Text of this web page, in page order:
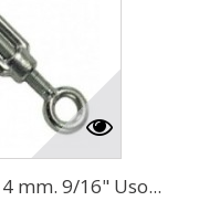
mm. 9/16" Uso...